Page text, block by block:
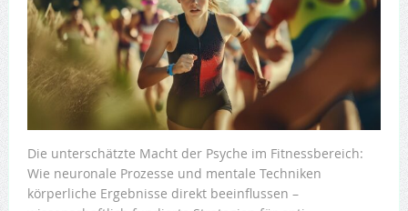
Die unterschätzte Macht der Psyche im Fitnessbereich:
Wie neuronale Prozesse und mentale Techniken
körperliche Ergebnisse direkt beeinflussen –